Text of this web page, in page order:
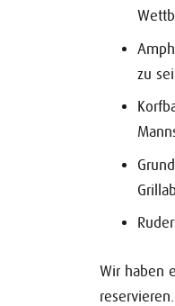
zu
Wir haben